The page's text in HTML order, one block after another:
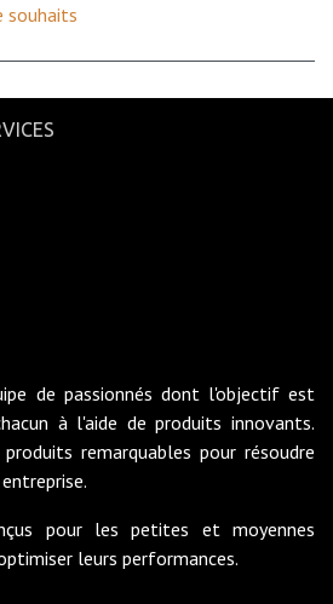
souhaits
de passionnés dont l'objectif est
à l'aide de produits innovants.
remarquables pour résoudre
pour les petites et moyennes
leurs performances.